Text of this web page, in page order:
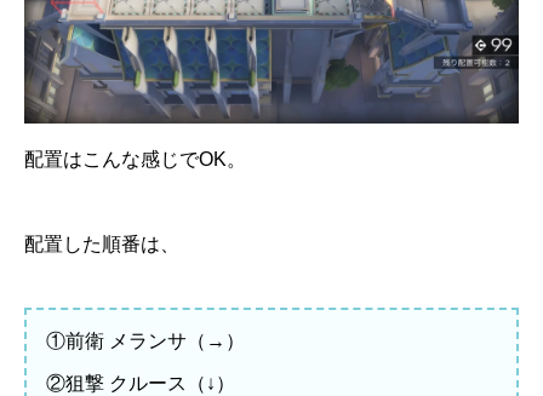
配置はこんな感じでOK。
配置した順番は、
①前衛 メランサ（→）
②狙撃 クルース（↓）